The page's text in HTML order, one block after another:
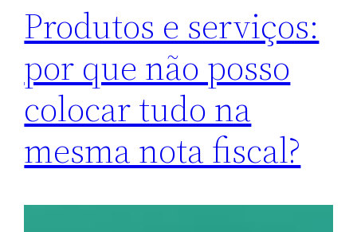
Produtos e serviços:
por que não posso
colocar tudo na
mesma nota fiscal?